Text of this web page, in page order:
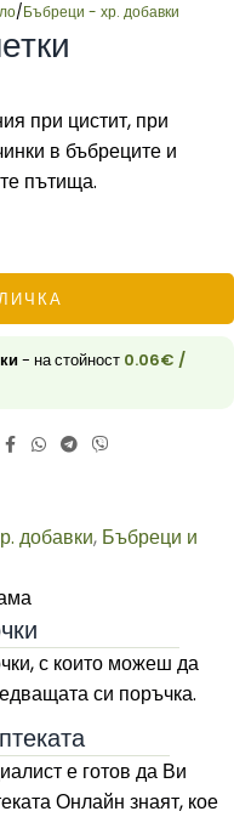
/Бъбреци - хр. добавки
при цистит, при
в бъбреците и
пътища.
- на стойност 0.06€ /
добавки, Бъбреци и
с които можеш да
си поръчка.
е готов да Ви
Онлайн знаят, кое